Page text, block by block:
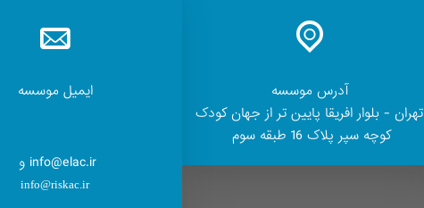
آدرس موسسه
تهران - بلوار افریقا پایین تر از جهان کودک
کوچه سپر پلاک 16 طبقه سوم
ایمیل موسسه
info@elac.ir و
info@riskac.ir